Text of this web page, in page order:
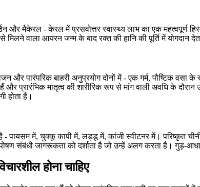
और मैकेरल - केरल में प्रसवोत्तर स्वास्थ्य लाभ का एक महत्वपूर्ण
वाला आयरन जन्म के बाद रक्त की हानि की पूर्ति में योगदान
और पारंपरिक बाहरी अनुप्रयोग दोनों में - एक गर्म, पौष्टिक
प्रारंभिक मातृत्व की शारीरिक रूप से मांग वाली अवधि के
होता है।
पायसम में, चुक्कू कापी में, लड्डू में, कांजी स्वीटनर में। परिष्कृत
संबंधी जागरूकता को दर्शाता है जो उन्हें अलग करता है। गुड़-
होना चाहिए